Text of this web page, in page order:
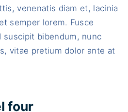
venenatis diam et, lacinia
semper lorem. Fusce
suscipit bibendum, nunc
vitae pretium dolor ante at
four